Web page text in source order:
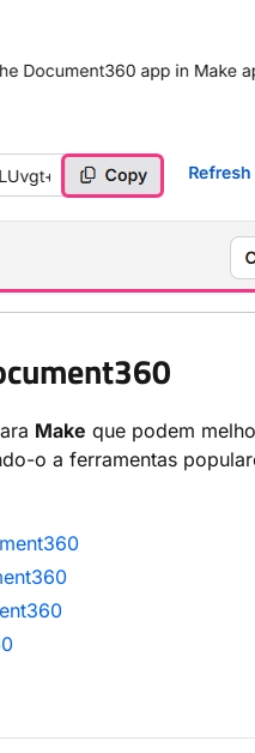
Make que podem
o a ferramentas